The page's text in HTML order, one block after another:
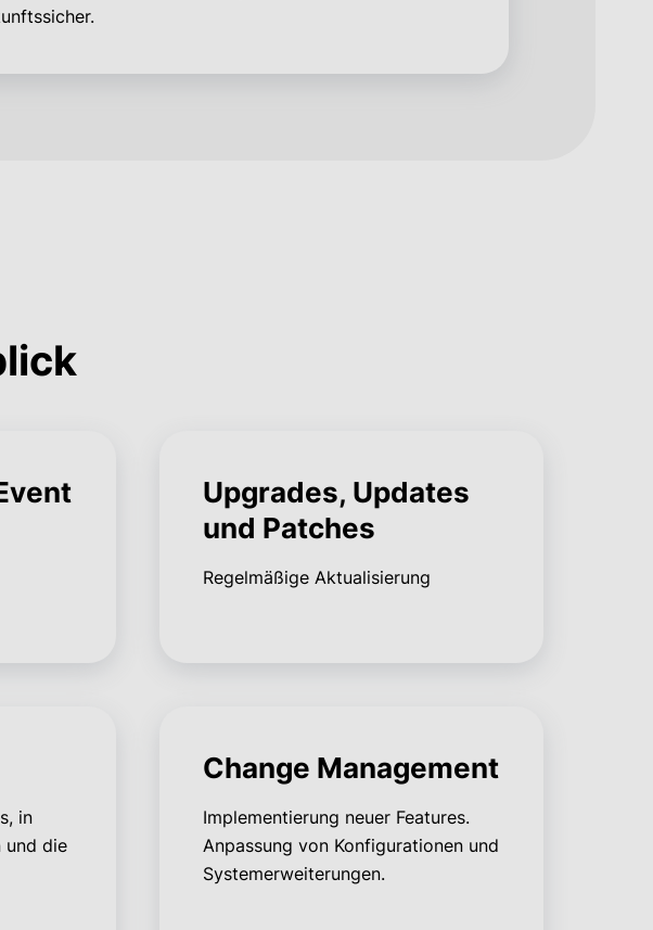
Upgrades, Updates
und Patches
Regelmäßige Aktualisierung
in
und die
Change Management
Implementierung neuer Features.
Anpassung von Konfigurationen und
Systemerweiterungen.